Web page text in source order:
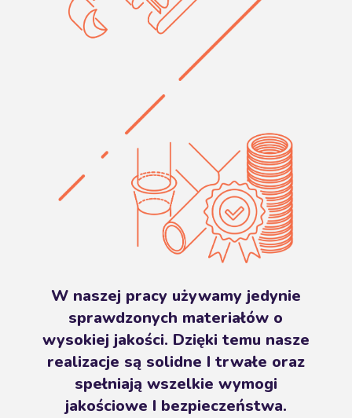
W naszej pracy używamy jedynie
sprawdzonych materiałów o
wysokiej jakości. Dzięki temu nasze
realizacje są solidne I trwałe oraz
spełniają wszelkie wymogi
jakościowe I bezpieczeństwa.